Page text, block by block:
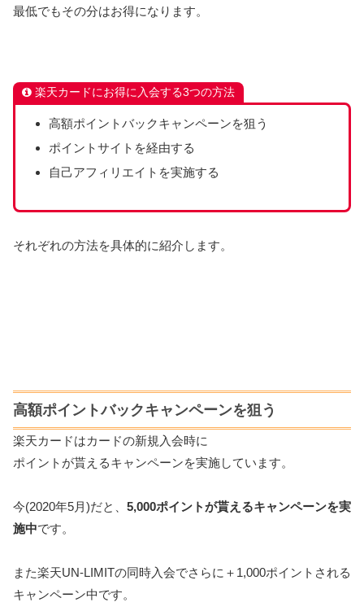
最低でもその分はお得になります。
楽天カードにお得に入会する3つの方法
高額ポイントバックキャンペーンを狙う
ポイントサイトを経由する
自己アフィリエイトを実施する
それぞれの方法を具体的に紹介します。
高額ポイントバックキャンペーンを狙う
楽天カードはカードの新規入会時に
ポイントが貰えるキャンペーンを実施しています。
今(2020年5月)だと、 5,000ポイントが貰えるキャンペーンを実
施中です。
また楽天UN-LIMITの同時入会でさらに＋1,000ポイントされる
キャンペーン中です。